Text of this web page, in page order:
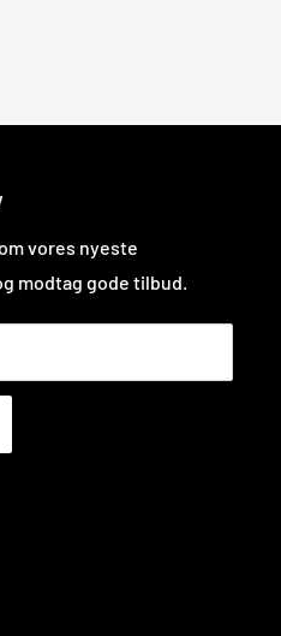
vores nyeste
modtag gode tilbud.